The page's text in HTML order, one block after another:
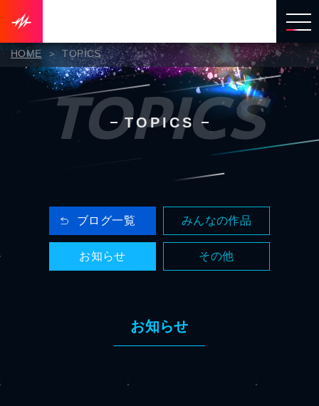
TOPICS
TOPICS
HOME TOPICS
ブログ一覧 みんなの作品
お知らせ その他
お知らせ